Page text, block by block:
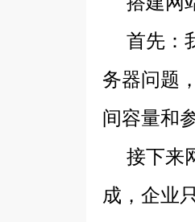
首先：
务器问题
间容量和
接下来
成，企业